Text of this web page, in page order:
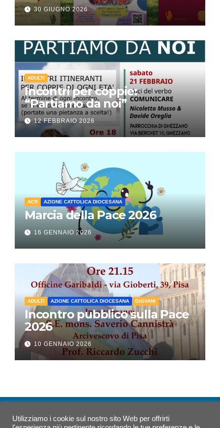
30 GIUGNO 2026
ADULTI
Incontri per coppie:
“Partiamo da noi”
12 FEBBRAIO 2026
ACR AZIONE CATTOLICA DIOCESANA
Marcia della Pace 2026
16 GENNAIO 2026
ADULTI AZIONE CATTOLICA DIOCESANA GIOVANI
Incontro pubblico sulla Pace
2026
10 GENNAIO 2026
Utilizziamo i cookie sul nostro sito Web per offrirti